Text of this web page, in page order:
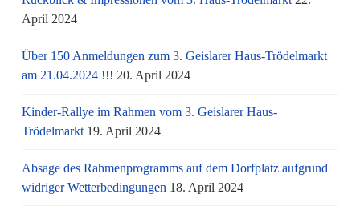
April 2024
Über 150 Anmeldungen zum 3. Geislarer Haus-Trödelmarkt
am 21.04.2024 !!! 20. April 2024
Kinder-Rallye im Rahmen vom 3. Geislarer Haus-
Trödelmarkt 19. April 2024
Absage des Rahmenprogramms auf dem Dorfplatz aufgrund
widriger Wetterbedingungen 18. April 2024